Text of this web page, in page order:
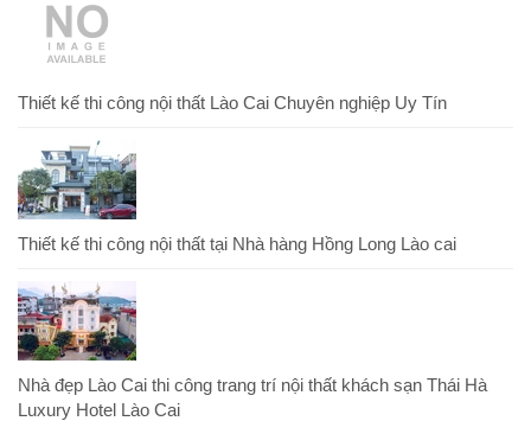
Thiết kế thi công nội thất Lào Cai Chuyên nghiệp Uy Tín
Thiết kế thi công nội thất tại Nhà hàng Hồng Long Lào cai
Nhà đẹp Lào Cai thi công trang trí nội thất khách sạn Thái Hà
Luxury Hotel Lào Cai